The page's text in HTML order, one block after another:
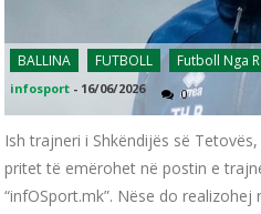
BALLINA FUTBOLL Futboll Nga
infosport - 16/06/2026 0
Ish trajneri i Shkëndijës së
pritet të emërohet në postin e
“infOSport.mk”. Nëse do